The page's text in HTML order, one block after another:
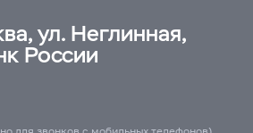
ул. Неглинная,
России